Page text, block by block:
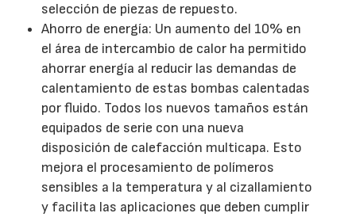
selección de piezas de repuesto.
Ahorro de energía: Un aumento del 10% en
el área de intercambio de calor ha permitido
ahorrar energía al reducir las demandas de
calentamiento de estas bombas calentadas
por fluido. Todos los nuevos tamaños están
equipados de serie con una nueva
disposición de calefacción multicapa. Esto
mejora el procesamiento de polímeros
sensibles a la temperatura y al cizallamiento
y facilita las aplicaciones que deben cumplir